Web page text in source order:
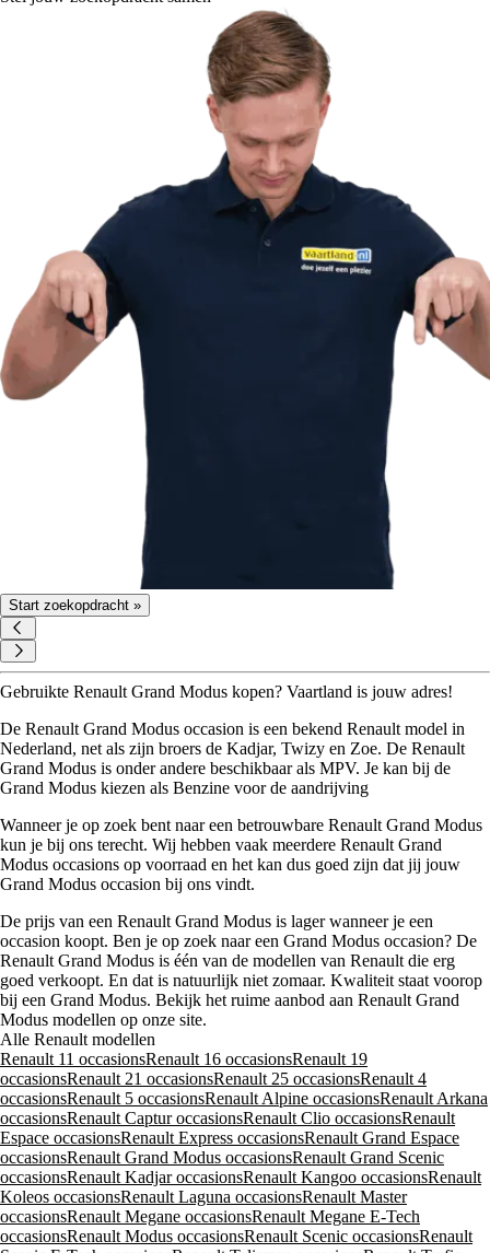
Start zoekopdracht »
Gebruikte Renault Grand Modus kopen? Vaartland is jouw adres!
De Renault Grand Modus occasion is een bekend Renault model in
Nederland, net als zijn broers de Kadjar, Twizy en Zoe. De Renault
Grand Modus is onder andere beschikbaar als MPV. Je kan bij de
Grand Modus kiezen als Benzine voor de aandrijving
Wanneer je op zoek bent naar een betrouwbare Renault Grand Modus
kun je bij ons terecht. Wij hebben vaak meerdere Renault Grand
Modus occasions op voorraad en het kan dus goed zijn dat jij jouw
Grand Modus occasion bij ons vindt.
De prijs van een Renault Grand Modus is lager wanneer je een
occasion koopt. Ben je op zoek naar een Grand Modus occasion? De
Renault Grand Modus is één van de modellen van Renault die erg
goed verkoopt. En dat is natuurlijk niet zomaar. Kwaliteit staat voorop
bij een Grand Modus. Bekijk het ruime aanbod aan Renault Grand
Modus modellen op onze site.
Alle Renault modellen
Renault 11 occasionsRenault 16 occasionsRenault 19
occasionsRenault 21 occasionsRenault 25 occasionsRenault 4
occasionsRenault 5 occasionsRenault Alpine occasionsRenault Arkana
occasionsRenault Captur occasionsRenault Clio occasionsRenault
Espace occasionsRenault Express occasionsRenault Grand Espace
occasionsRenault Grand Modus occasionsRenault Grand Scenic
occasionsRenault Kadjar occasionsRenault Kangoo occasionsRenault
Koleos occasionsRenault Laguna occasionsRenault Master
occasionsRenault Megane occasionsRenault Megane E-Tech
occasionsRenault Modus occasionsRenault Scenic occasionsRenault